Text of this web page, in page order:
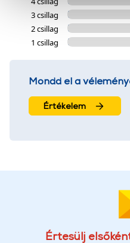
cookie-k
szolgáltatásaink
használatával Ön
3 csillag
2 csillag
1 csillag
Mondd el a
Értékelem
Értesülj